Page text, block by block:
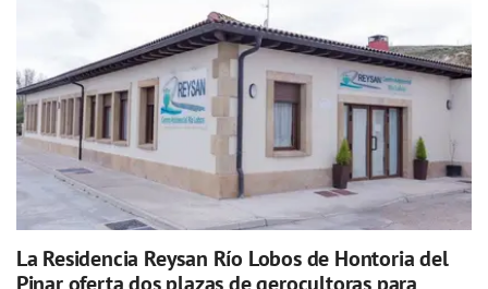
La Residencia Reysan Río Lobos de Hontoria del